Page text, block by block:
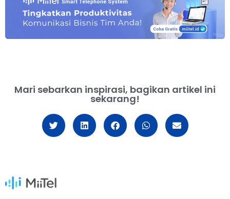
Mari sebarkan inspirasi, bagikan artikel ini
sekarang!